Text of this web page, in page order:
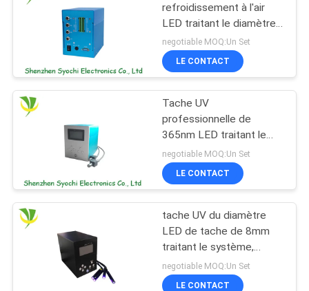
NOUVELLES
DEMANDEZ
UNE
CITATION
DU
SITE
PRIVACY
POLICY
Réfrigérateur de
Bath de glace
Machine de Bath de
glace
19
refroidissement à l'air
LED traitant le diamètre
de la lampe 4mm de
système pour le
traitement adhésif
negotiable MOQ:Un Set
LE CONTACT
Tache UV
professionnelle de
365nm LED traitant le
système, précision UV de
LED traitant pour le
dispositif médical
negotiable MOQ:Un Set
LE CONTACT
tache UV du diamètre
LED de tache de 8mm
traitant le système,
équipement d'irradiation
de lumière UV de LED
negotiable MOQ:Un Set
LE CONTACT